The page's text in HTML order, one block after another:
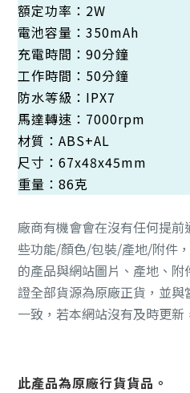
額定功率：2W
電池容量：350mAh
充電時間：90分鐘
工作時間：50分鐘
防水等級：IPX7
馬達轉速：7000rpm
材質：ABS+AL
尺寸：67x48x45mm
重量：86克
廠商有機會會在沒有任何提
些功能/顏色/包裝/產地/附件
的產品與網站圖片、產地、
證全部貨源為原廠正貨，並
一致，若本網站沒有及時更新
此產品為原廠行貨貨品。